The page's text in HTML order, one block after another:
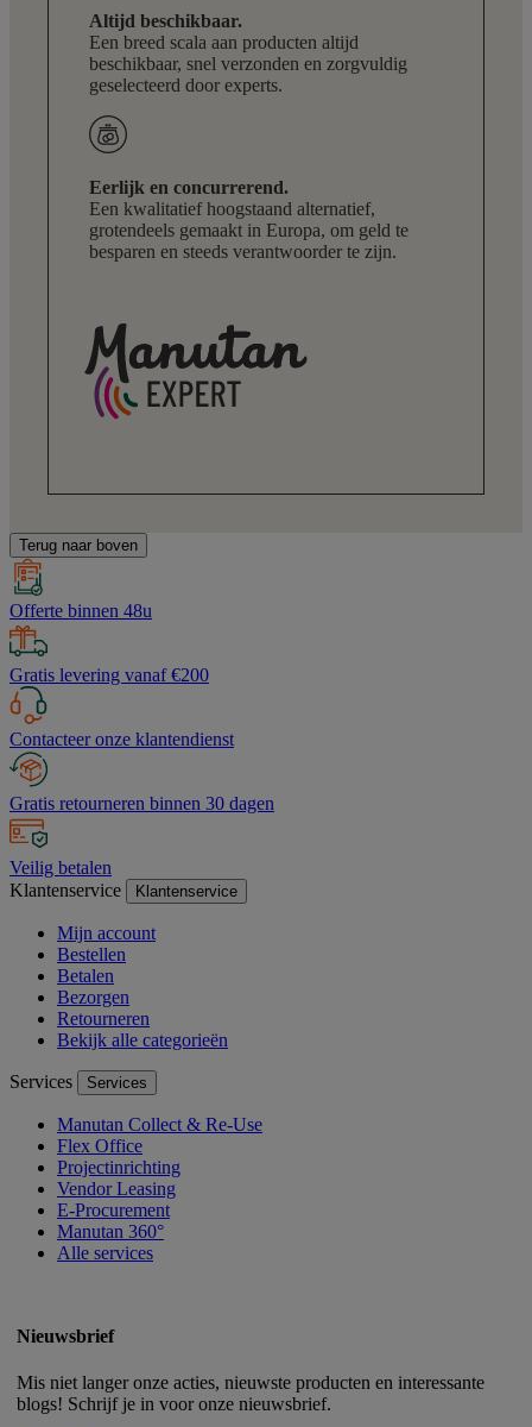
Altijd beschikbaar.
Een breed scala aan producten altijd
beschikbaar, snel verzonden en zorgvuldig
geselecteerd door experts.
Eerlijk en concurrerend.
Een kwalitatief hoogstaand alternatief,
grotendeels gemaakt in Europa, om geld te
besparen en steeds verantwoorder te zijn.
Terug naar boven
Offerte binnen 48u
Gratis levering vanaf €200
Contacteer onze klantendienst
Gratis retourneren binnen 30 dagen
Veilig betalen
Klantenservice
Klantenservice
Mijn account
Bestellen
Betalen
Bezorgen
Retourneren
Bekijk alle categorieën
Services Services
Manutan Collect & Re-Use
Flex Office
Projectinrichting
Vendor Leasing
E-Procurement
Manutan 360°
Alle services
Nieuwsbrief
Mis niet langer onze acties, nieuwste producten en interessante
blogs! Schrijf je in voor onze nieuwsbrief.